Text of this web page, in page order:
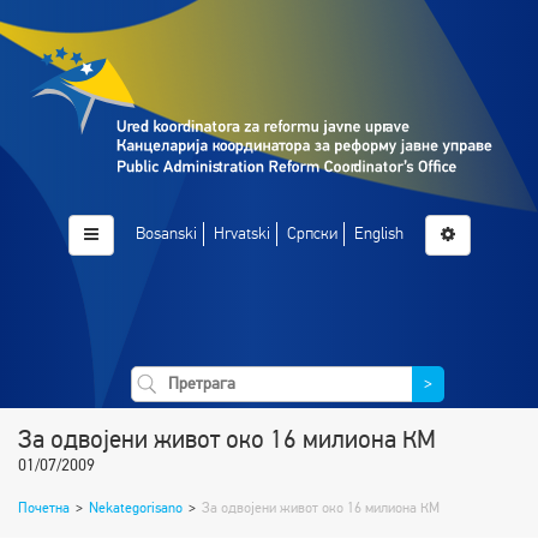
Bosanski Hrvatski Српски English
>
За одвојени живот око 16 милиона КМ
01/07/2009
Почетна > Nekategorisano > За одвојени живот око 16 милиона КМ